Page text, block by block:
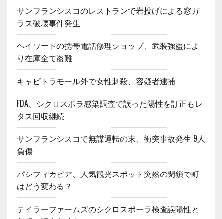
サンフランシスコのレストランで岩投げによる窓ガ
ラス破壊事件発生
ヘイワードの携帯電話修理ショップ、武装強盗によ
り在庫全て盗難
キャピトラモール外で女性刺殺、容疑者逮捕
FDA、シクロスポラ感染調査で誤った陽性を訂正もレ
タス回収継続
サンフランシスコで無謀運転の末、衝突事故発生 9人
負傷
パシフィカピア、人気観光スポット突然の閉鎖で町
はどう変わる？
テイラーファームズのシクロスポーラ検査誤陽性と